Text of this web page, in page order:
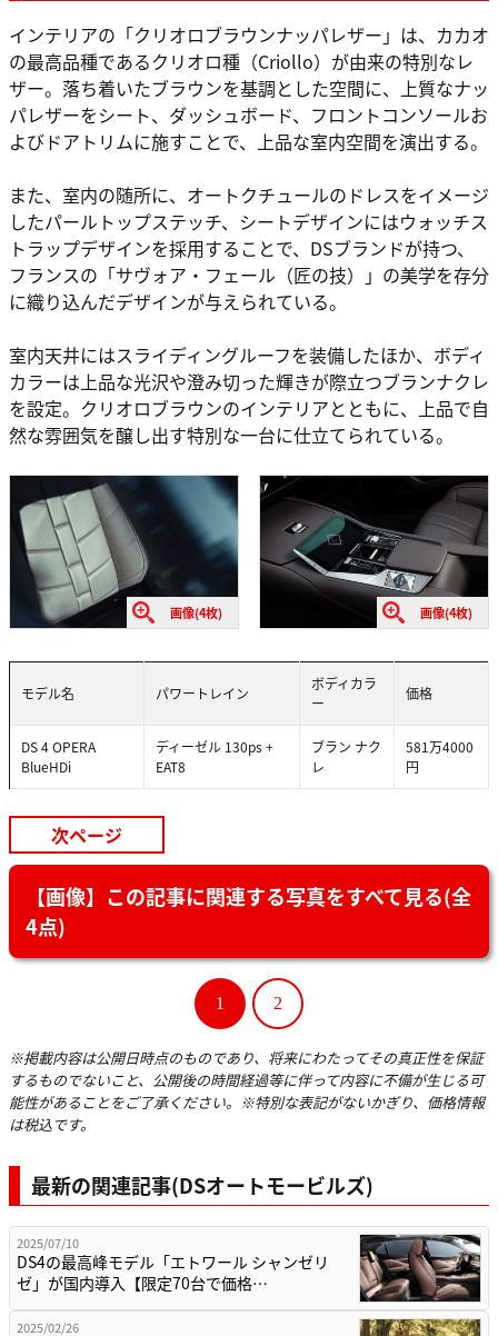
インテリアの「クリオロブラウンナッパレザー」は、カカオ
の最高品種であるクリオロ種（Criollo）が由来の特別なレ
ザー。落ち着いたブラウンを基調とした空間に、上質なナッ
パレザーをシート、ダッシュボード、フロントコンソールお
よびドアトリムに施すことで、上品な室内空間を演出する。
また、室内の随所に、オートクチュールのドレスをイメージ
したパールトップステッチ、シートデザインにはウォッチス
トラップデザインを採用することで、DSブランドが持つ、
フランスの「サヴォア・フェール（匠の技）」の美学を存分
に織り込んだデザインが与えられている。
室内天井にはスライディングルーフを装備したほか、ボディ
カラーは上品な光沢や澄み切った輝きが際立つブランナクレ
を設定。クリオロブラウンのインテリアとともに、上品で自
然な雰囲気を醸し出す特別な一台に仕立てられている。
画像(4枚) 画像(4枚)
モデル名 パワートレイン
ボディカラ
ー
価格
DS 4 OPERA
BlueHDi
ディーゼル 130ps +
EAT8
ブラン ナク
レ
581万4000
円
次ページ
【画像】この記事に関連する写真をすべて見る(全
4点)
1 2
※掲載内容は公開日時点のものであり、将来にわたってその真正性を保証
するものでないこと、公開後の時間経過等に伴って内容に不備が生じる可
能性があることをご了承ください。※特別な表記がないかぎり、価格情報
は税込です。
最新の関連記事(DSオートモービルズ)
2025/07/10
DS4の最高峰モデル「エトワール シャンゼリ
ゼ」が国内導入【限定70台で価格…
2025/02/26